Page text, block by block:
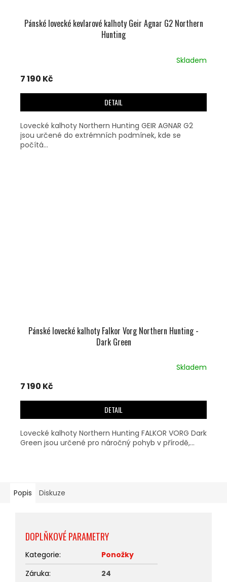
Pánské lovecké kevlarové kalhoty Geir Agnar G2 Northern
Hunting
Skladem
7 190 Kč
DETAIL
Lovecké kalhoty Northern Hunting GEIR AGNAR G2
jsou určené do extrémních podmínek, kde se
počítá...
Pánské lovecké kalhoty Falkor Vorg Northern Hunting -
Dark Green
Skladem
7 190 Kč
DETAIL
Lovecké kalhoty Northern Hunting FALKOR VORG Dark
Green jsou určené pro náročný pohyb v přírodě,...
Popis Diskuze
DOPLŇKOVÉ PARAMETRY
Kategorie:
Ponožky
Záruka: 24